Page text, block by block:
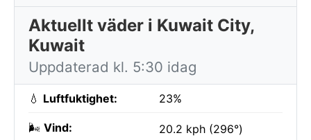
Aktuellt väder i Kuwait City,
Kuwait
Uppdaterad kl. 5:30 idag
💧 Luftfuktighet: 23%
🌬️ Vind: 20.2 kph (296°)